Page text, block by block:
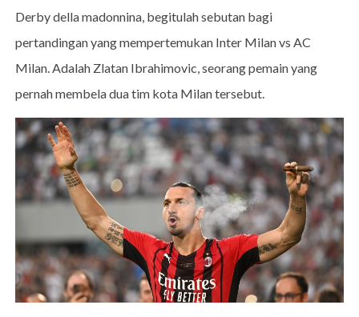
Derby della madonnina, begitulah sebutan bagi
pertandingan yang mempertemukan Inter Milan vs AC
Milan. Adalah Zlatan Ibrahimovic, seorang pemain yang
pernah membela dua tim kota Milan tersebut.